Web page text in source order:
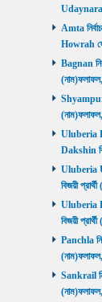
Amta
Howrah
Bagnan
Shyampur
Uluberia
Dakshin
Uluberia
বিজয়ী
Uluberia
বিজয়ী
Panchla
Sankrail